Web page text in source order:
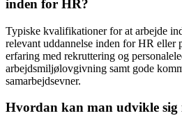
inden for HR?
Typiske kvalifikationer for at arbejde
relevant uddannelse inden for HR eller
erfaring med rekruttering og
arbejdsmiljølovgivning samt gode
samarbejdsevner.
Hvordan kan man udvikle sig